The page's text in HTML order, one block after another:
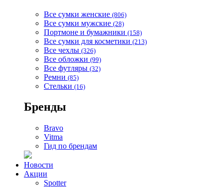
Все сумки женские (806)
Все сумки мужские (28)
Портмоне и бумажники (158)
Все сумки для косметики (213)
Все чехлы (326)
Все обложки (99)
Все футляры (32)
Ремни (85)
Стельки (16)
Бренды
Bravo
Vitma
Гид по брендам
Новости
Акции
Spotter